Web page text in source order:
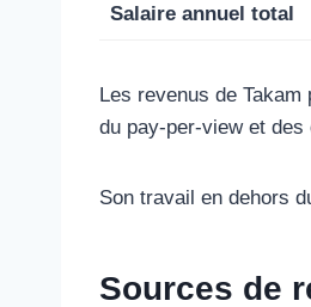
Salaire annuel total
Les revenus de
du pay-per-view et
Son travail en dehors
Sources de